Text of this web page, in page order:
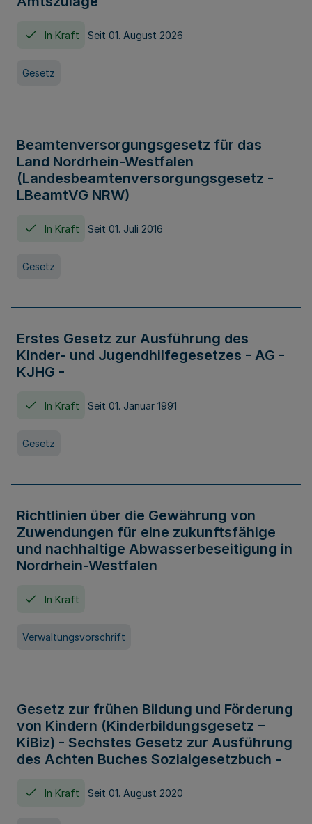
In Kraft Seit 01. August 2026
Gesetz
Beamtenversorgungsgesetz für das
Land Nordrhein-Westfalen
(Landesbeamtenversorgungsgesetz -
LBeamtVG NRW)
In Kraft Seit 01. Juli 2016
Gesetz
Erstes Gesetz zur Ausführung des
Kinder- und Jugendhilfegesetzes - AG -
KJHG -
In Kraft Seit 01. Januar 1991
Gesetz
Richtlinien über die Gewährung von
Zuwendungen für eine zukunftsfähige
und nachhaltige Abwasserbeseitigung in
Nordrhein-Westfalen
In Kraft
Verwaltungsvorschrift
Gesetz zur frühen Bildung und Förderung
von Kindern (Kinderbildungsgesetz –
KiBiz) - Sechstes Gesetz zur Ausführung
des Achten Buches Sozialgesetzbuch -
In Kraft Seit 01. August 2020